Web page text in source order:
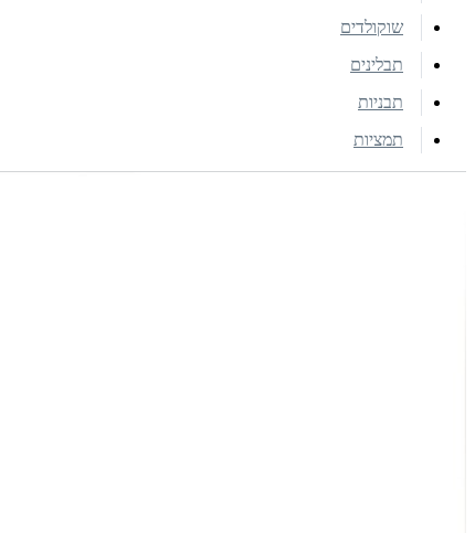
שוקולדים
תבלינים
תבניות
תמציות